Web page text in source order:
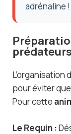
adrénaline !
Préparation : Le lagon des
prédateurs
L’organisation
pour éviter
Pour cette
Le Requin :